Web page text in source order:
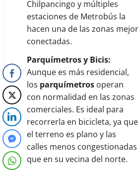
Chilpancingo y múltiples
estaciones de Metrobús la
hacen una de las zonas mejor
conectadas.
Parquímetros y Bicis:
Aunque es más residencial,
los parquímetros operan
con normalidad en las zonas
comerciales. Es ideal para
recorrerla en bicicleta, ya que
el terreno es plano y las
calles menos congestionadas
que en su vecina del norte.